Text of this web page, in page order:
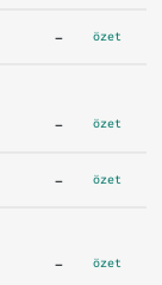
- özet
- özet
- özet
- özet